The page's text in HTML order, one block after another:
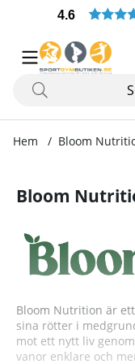
4.6
Hem Bloom
Bloom
Bloom Nutrition är
sina rötter i
mot ett nytt liv
vanor enklare och